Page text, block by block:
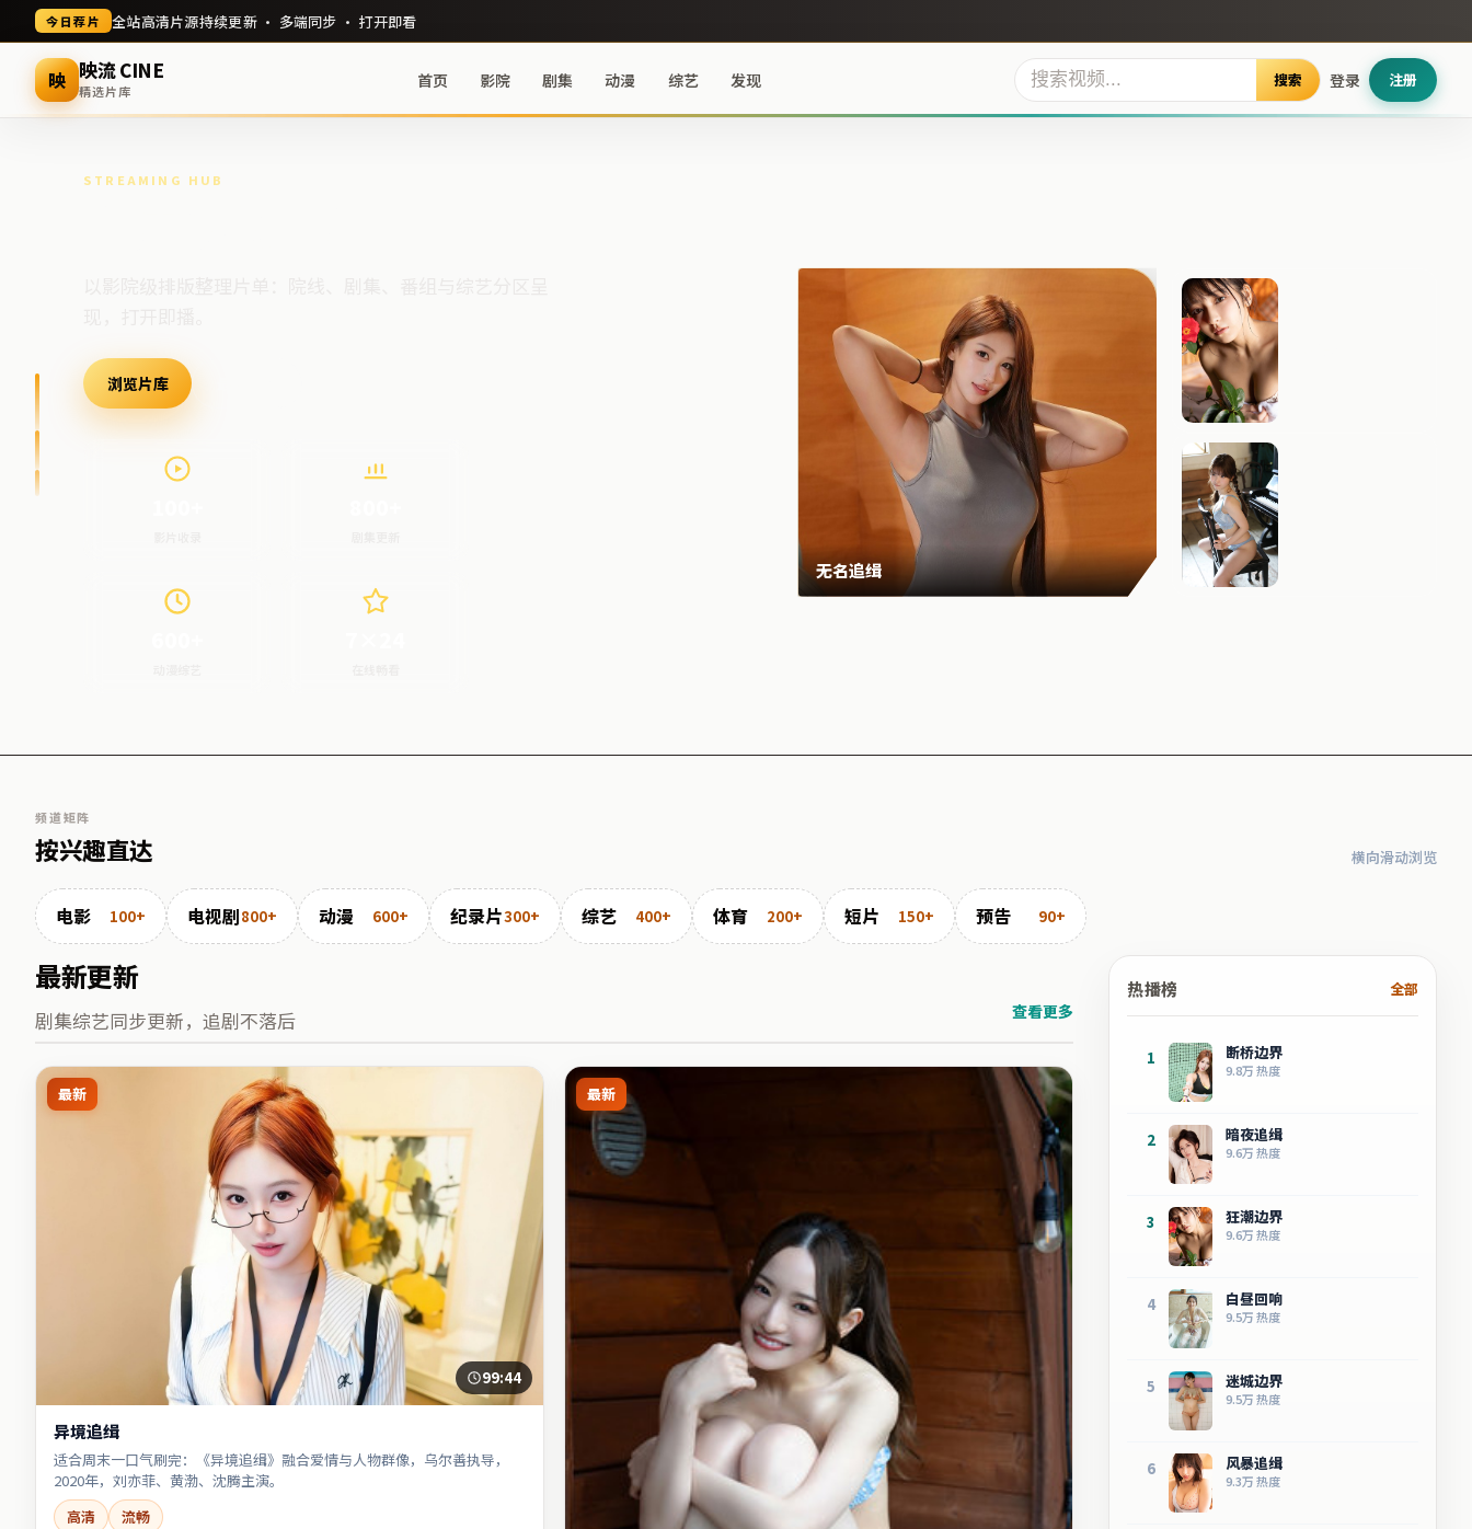
今日荐片 全站高清片源持续更新 · 多端同步 · 打开即看
映 映流 CINE
精选片库 首页 影院 剧集 动漫 综艺 发现 搜索 登录 注册
STREAMING HUB
浏览片库
无名追缉
频道矩阵
按兴趣直达 横向滑动浏览
电影 100+ 电视剧800+ 动漫 600+ 纪录片300+ 综艺 400+ 体育 200+ 短片 150+ 预告 90+
最新更新
剧集综艺同步更新，追剧不落后 查看更多
最新
99:44
异境追缉
适合周末一口气刷完：《异境追缉》融合爱情与人物群像，乌尔善执导，
2020年，刘亦菲、黄渤、沈腾主演。
高清
流畅
最新
热播榜 全部
1 断桥边界
9.8万热度
2 暗夜追缉
9.6万热度
3 狂潮边界
9.6万热度
4 白昼回响
9.5万热度
5 迷城边界
9.5万热度
6 风暴追缉
9.3万热度